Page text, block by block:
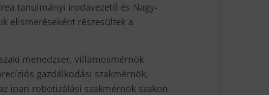
tanulmányi irodavezető és Nagy-
elismeréseként részesültek a
menedzser, villamosmérnök
gazdálkodási szakmérnök,
ipari robotizálási szakmérnök szakon